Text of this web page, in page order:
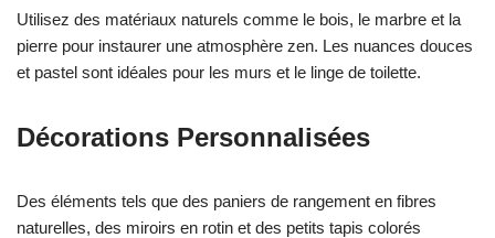
Utilisez des matériaux naturels comme le bois, le marbre et la
pierre pour instaurer une atmosphère zen. Les nuances douces
et pastel sont idéales pour les murs et le linge de toilette.
Décorations Personnalisées
Des éléments tels que des paniers de rangement en fibres
naturelles, des miroirs en rotin et des petits tapis colorés